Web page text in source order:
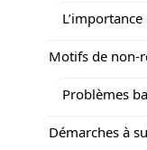
Motifs de non-
Problèmes
Démarches à